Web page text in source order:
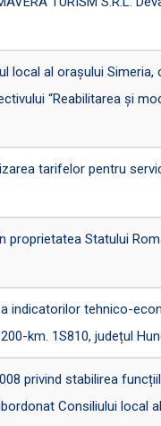
local al orașului
“Reabilitarea și
tarifelor pentru
proprietatea Statului
indicatorilor tehnico-
km. 1S810, județul
privind stabilirea
Consiliului local